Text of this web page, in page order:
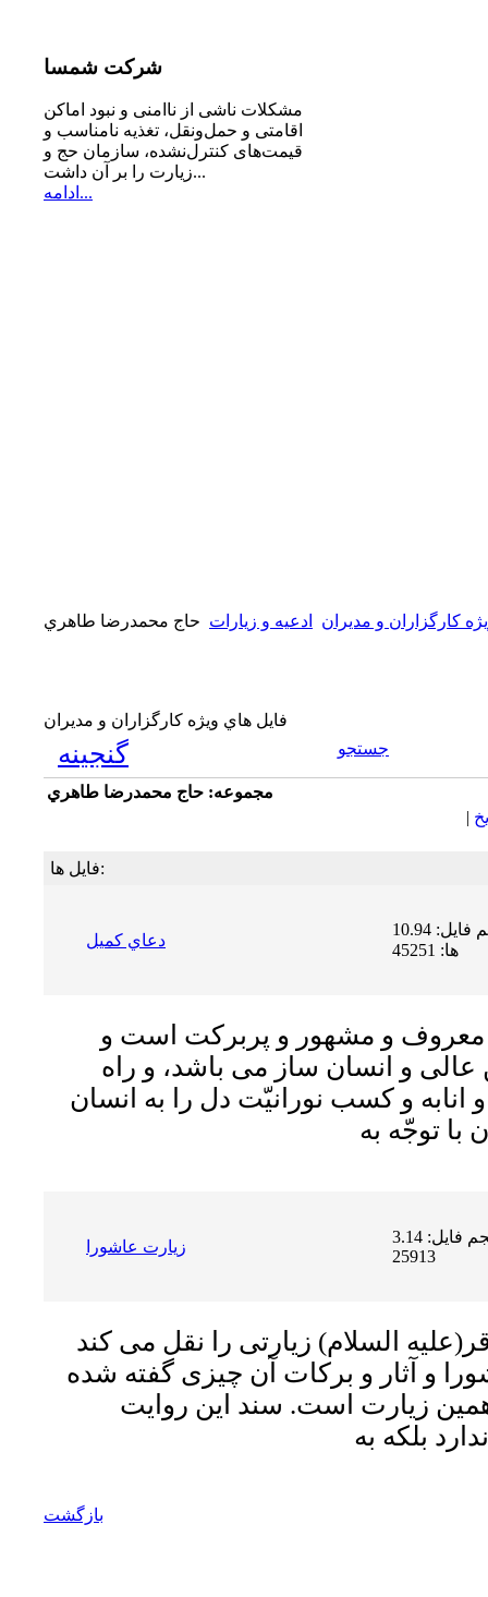
شرکت شمسا
مشكلات ناشی از ناامنی و نبود اماكن
اقامتی و حمل‌ونقل، تغذیه‌ نامناسب و
قیمت‌های كنترل‌نشده، سازمان حج و
زیارت را بر آن داشت...
ادامه...
كارگزاران و مديران ادعیه و زیارات حاج محمدرضا طاهري
فايل هاي ويژه كارگزاران و مديران
گنجینه جستجو
مجموعه: حاج محمدرضا طاهري
|
فایل ها:
دعاي كميل
حجم فایل: 10.94 MB | دریافت
ها: 45251
معروف و مشهور و پربرکت است و
عالى و انسان ساز مى باشد، و راه
انابه و کسب نورانیّت دل را به انسان
زيارت عاشورا
حجم فایل: 3.14 MB | دریافت ها:
25913
السلام) زیارتى را نقل مى کند
و آثار و برکات آن چیزى گفته شده
زیارت است. سند این روایت
بازگشت